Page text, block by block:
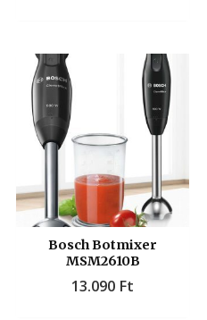
Bosch Botmixer
MSM2610B
13.090 Ft